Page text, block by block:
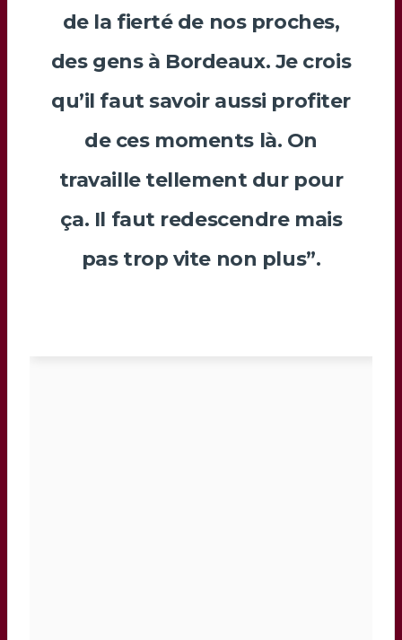
de la fierté de nos proches,
des gens à Bordeaux. Je crois
qu’il faut savoir aussi profiter
de ces moments là. On
travaille tellement dur pour
ça. Il faut redescendre mais
pas trop vite non plus”.